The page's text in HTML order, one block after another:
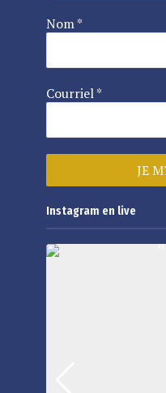
Nom*
Courriel*
Instagram en live